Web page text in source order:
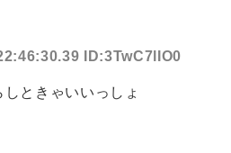
ID:3TwC7lIO0
ときゃいいっしょ